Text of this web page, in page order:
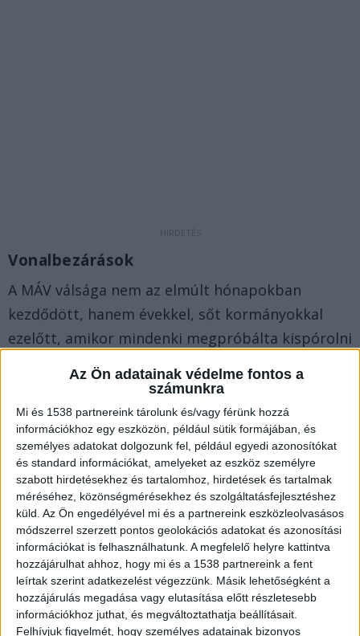
Az Ön adatainak védelme fontos a
számunkra
Mi és 1538 partnereink tárolunk és/vagy férünk hozzá
információkhoz egy eszközön, például sütik formájában, és
személyes adatokat dolgozunk fel, például egyedi azonosítókat
és standard információkat, amelyeket az eszköz személyre
szabott hirdetésekhez és tartalomhoz, hirdetések és tartalmak
méréséhez, közönségmérésekhez és szolgáltatásfejlesztéshez
küld. Az Ön engedélyével mi és a partnereink eszközleolvasásos
módszerrel szerzett pontos geolokációs adatokat és azonosítási
információkat is felhasználhatunk. A megfelelő helyre kattintva
hozzájárulhat ahhoz, hogy mi és a 1538 partnereink a fent
leírtak szerint adatkezelést végezzünk. Másik lehetőségként a
hozzájárulás megadása vagy elutasítása előtt részletesebb
információkhoz juthat, és megváltoztathatja beállításait.
Felhívjuk figyelmét, hogy személyes adatainak bizonyos
Vonalbezárások
A MÁV válsága nem az elmúlt hónapokban
kezdődött, hanem évekkel, sőt kormányokkal
ezelőtt, amikor mindenki megpróbálta kispórolni
a pénzt a vasúttársaságból, mondván közutakat
kell inkább fejleszteni. Ennek részeként minden
kormány behazudta a MÁV fejlesztését, de
valójában főleg vonalbezárások történtek. Ezt
vetik a magát vidékbarát kormánynak mondó
Orbán-kormány szemére is.A Budapest és
Környéke hírportál legfrissebb híreit ide
kattintva éred el! A Facebookon már 252 ezernél
is többen követnek minket.